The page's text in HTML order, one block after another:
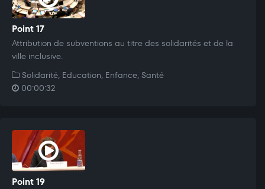
Point 17
Attribution de subventions au titre des solidarités et de la
ville inclusive.
Solidarité, Education, Enfance, Santé
00:00:32
Point 19